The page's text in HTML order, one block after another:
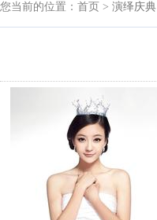
您当前的位置：首页 > 演绎庆典